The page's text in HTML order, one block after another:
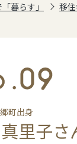
暮らす」 移
町出身
里子さ